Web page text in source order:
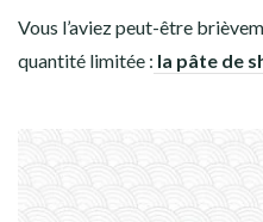
Vous l’aviez peut-être
quantité limitée : la pâte de